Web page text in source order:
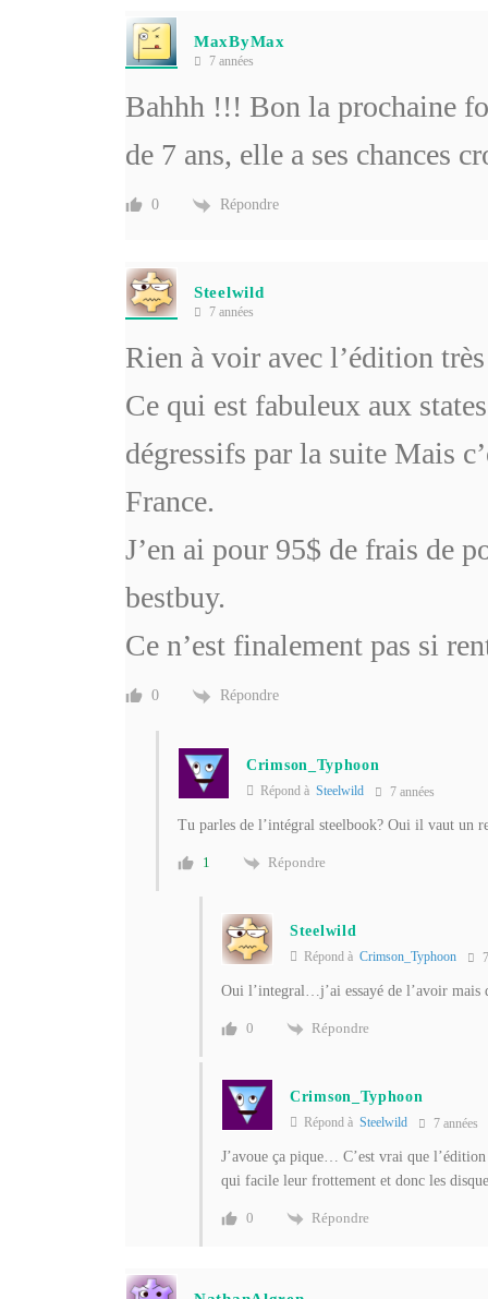
MaxByMax
7 années
Bahhh !!! Bon la prochaine
de 7 ans, elle a ses chances
0 Répondre
Steelwild
7 années
Rien à voir avec l’édition
Ce qui est fabuleux aux
dégressifs par la suite Mais
France.
J’en ai pour 95$ de frais de
bestbuy.
Ce n’est finalement pas si
0 Répondre
Crimson_Typhoon
Répond à Steelwild 7 années
Tu parles de l’intégral steelbook? Oui il vaut un
1 Répondre
Steelwild
Répond à Crimson_Typhoon
Oui l’integral…j’ai essayé de l’avoir
0 Répondre
Crimson_Typhoon
Répond à Steelwild 7 années
J’avoue ça pique… C’est vrai que
qui facile leur frottement et donc les
0 Répondre